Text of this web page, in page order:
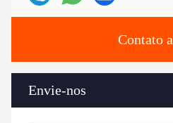
Contato
Envie-nos